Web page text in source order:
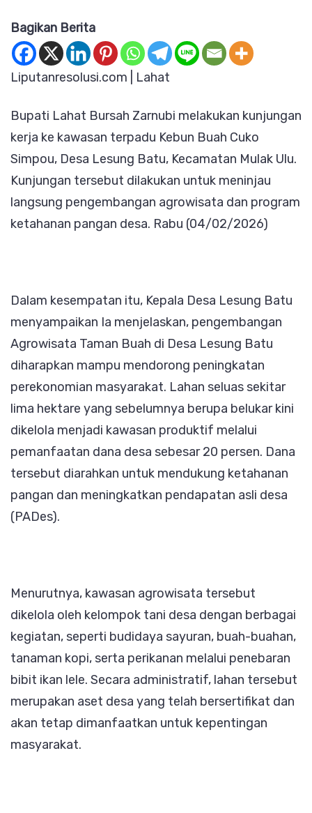
Kebun
Cuko
Simpou
Desa
Lesung
Bagikan Berita
Liputanresolusi.com | Lahat
Bupati Lahat Bursah Zarnubi melakukan kunjungan
kerja ke kawasan terpadu Kebun Buah Cuko
Simpou, Desa Lesung Batu, Kecamatan Mulak Ulu.
Kunjungan tersebut dilakukan untuk meninjau
langsung pengembangan agrowisata dan program
ketahanan pangan desa. Rabu (04/02/2026)
Dalam kesempatan itu, Kepala Desa Lesung Batu
menyampaikan Ia menjelaskan, pengembangan
Agrowisata Taman Buah di Desa Lesung Batu
diharapkan mampu mendorong peningkatan
perekonomian masyarakat. Lahan seluas sekitar
lima hektare yang sebelumnya berupa belukar kini
dikelola menjadi kawasan produktif melalui
pemanfaatan dana desa sebesar 20 persen. Dana
tersebut diarahkan untuk mendukung ketahanan
pangan dan meningkatkan pendapatan asli desa
(PADes).
Menurutnya, kawasan agrowisata tersebut
dikelola oleh kelompok tani desa dengan berbagai
kegiatan, seperti budidaya sayuran, buah-buahan,
tanaman kopi, serta perikanan melalui penebaran
bibit ikan lele. Secara administratif, lahan tersebut
merupakan aset desa yang telah bersertifikat dan
akan tetap dimanfaatkan untuk kepentingan
masyarakat.